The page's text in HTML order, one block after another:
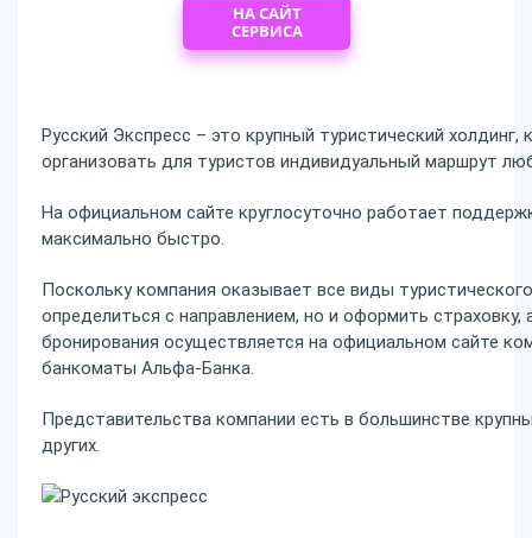
НА САЙТ
СЕРВИСА
Русский Экспресс – это крупный туристический
организовать для туристов индивидуальный маршрут
На официальном сайте круглосуточно работает
максимально быстро.
Поскольку компания оказывает все виды
определиться с направлением, но и оформить
бронирования осуществляется на официальном сайте
банкоматы Альфа-Банка.
Представительства компании есть в большинстве
других.